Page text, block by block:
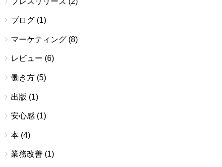
ブログ (1)
マーケティング (8)
レビュー (6)
働き方 (5)
出版 (1)
安心感 (1)
本 (4)
業務改善 (1)